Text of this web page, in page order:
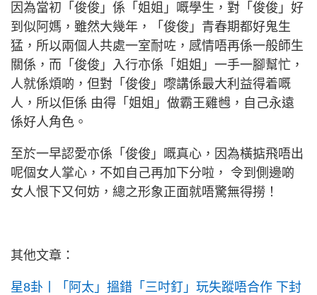
因為當初「俊俊」係「姐姐」嘅學生，對「俊俊」好
到似阿媽，雖然大幾年，「俊俊」青春期都好鬼生
猛，所以兩個人共處一室耐咗，感情唔再係一般師生
關係，而「俊俊」入行亦係「姐姐」一手一腳幫忙，
人就係煩啲，但對「俊俊」嚟講係最大利益得着嘅
人，所以佢係 由得「姐姐」做霸王雞乸，自己永遠
係好人角色。
至於一早認愛亦係「俊俊」嘅真心，因為橫掂飛唔出
呢個女人掌心，不如自己再加下分啦， 令到側邊啲
女人恨下又何妨，總之形象正面就唔驚無得撈！
其他文章：
星8卦丨「阿太」搵錯「三吋釘」玩失蹤唔合作 下封